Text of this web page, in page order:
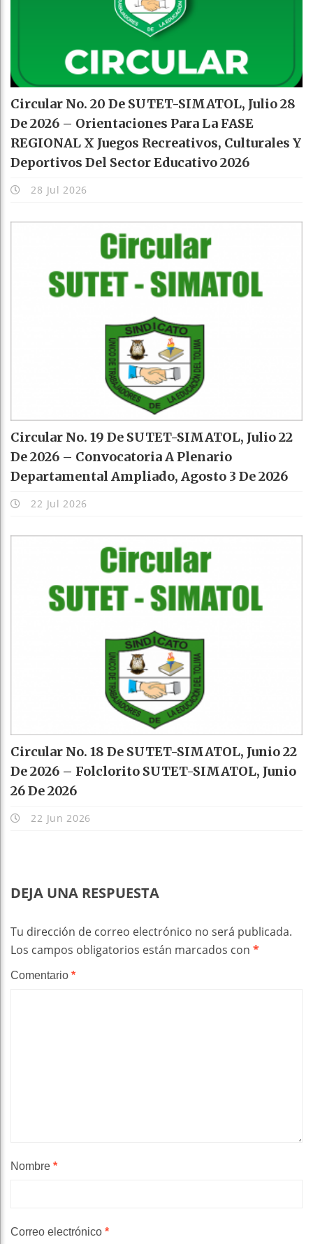
Circular No. 20 De SUTET-SIMATOL, Julio 28
De 2026 – Orientaciones Para La FASE
REGIONAL X Juegos Recreativos, Culturales Y
Deportivos Del Sector Educativo 2026
28 Jul 2026
Circular No. 19 De SUTET-SIMATOL, Julio 22
De 2026 – Convocatoria A Plenario
Departamental Ampliado, Agosto 3 De 2026
22 Jul 2026
Circular No. 18 De SUTET-SIMATOL, Junio 22
De 2026 – Folclorito SUTET-SIMATOL, Junio
26 De 2026
22 Jun 2026
DEJA UNA RESPUESTA
Tu dirección de correo electrónico no será publicada.
Los campos obligatorios están marcados con *
Comentario *
Nombre *
Correo electrónico *